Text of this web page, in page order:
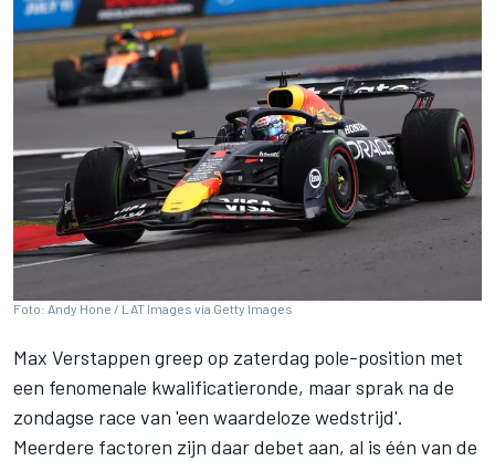
Foto: Andy Hone / LAT Images via Getty Images
Max Verstappen greep op zaterdag pole-position met
een fenomenale kwalificatieronde, maar sprak na de
zondagse race van 'een waardeloze wedstrijd'.
Meerdere factoren zijn daar debet aan, al is één van de